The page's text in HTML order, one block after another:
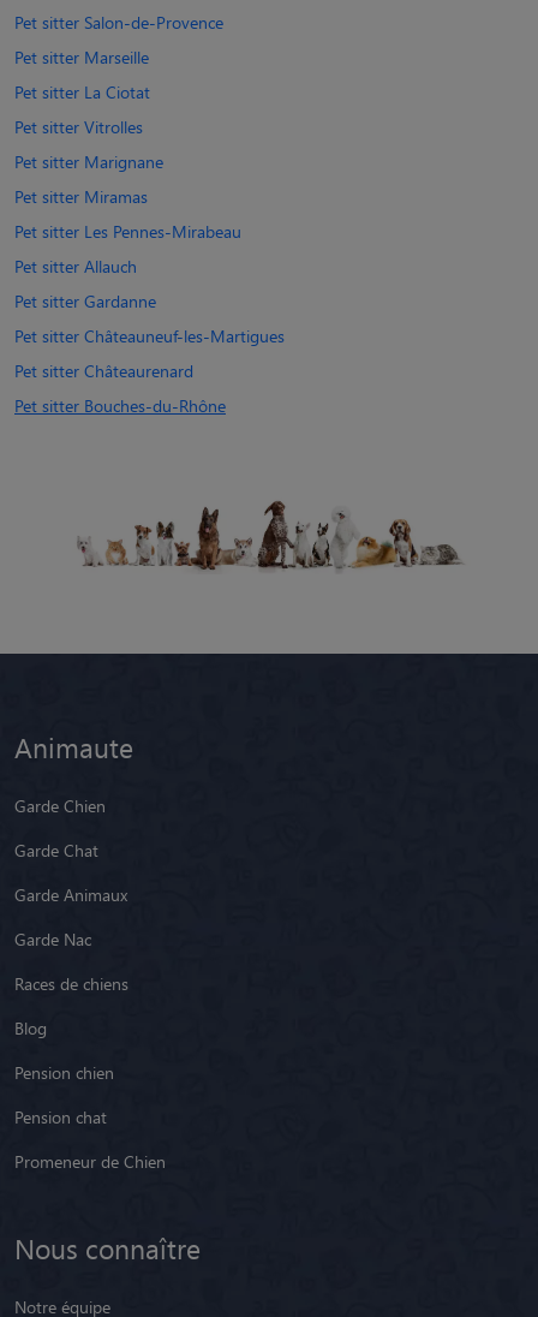
Pet sitter Salon-de-Provence
Pet sitter Marseille
Pet sitter La Ciotat
Pet sitter Vitrolles
Pet sitter Marignane
Pet sitter Miramas
Pet sitter Les Pennes-Mirabeau
Pet sitter Allauch
Pet sitter Gardanne
Pet sitter Châteauneuf-les-Martigues
Pet sitter Châteaurenard
Pet sitter Bouches-du-Rhône
Animaute
Garde Chien
Garde Chat
Garde Animaux
Garde Nac
Races de chiens
Blog
Pension chien
Pension chat
Promeneur de Chien
Nous connaître
Notre équipe